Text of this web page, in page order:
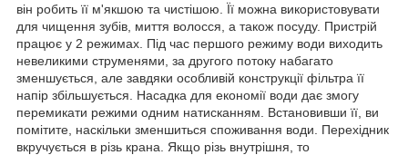
він робить її м'якшою та чистішою. Її можна використовувати
для чищення зубів, миття волосся, а також посуду. Пристрій
працює у 2 режимах. Під час першого режиму води виходить
невеликими струменями, за другого потоку набагато
зменшується, але завдяки особливій конструкції фільтра її
напір збільшується. Насадка для економії води дає змогу
перемикати режими одним натисканням. Встановивши її, ви
помітите, наскільки зменшиться споживання води. Перехідник
вкручується в різь крана. Якщо різь внутрішня, то